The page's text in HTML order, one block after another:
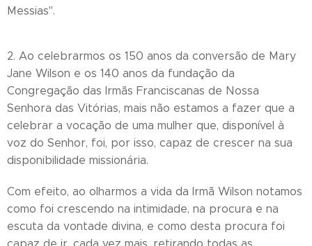
Messias".
2. Ao celebrarmos os 150 anos da conversão de Mary
Jane Wilson e os 140 anos da fundação da
Congregação das Irmãs Franciscanas de Nossa
Senhora das Vitórias, mais não estamos a fazer que a
celebrar a vocação de uma mulher que, disponível à
voz do Senhor, foi, por isso, capaz de crescer na sua
disponibilidade missionária.
Com efeito, ao olharmos a vida da Irmã Wilson notamos
como foi crescendo na intimidade, na procura e na
escuta da vontade divina, e como desta procura foi
capaz de ir, cada vez mais, retirando todas as